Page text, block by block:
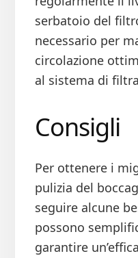
serbatoio del
necessario per
circolazione
al sistema di
Consigli
Per ottenere i
pulizia del
seguire alcune
possono
garantire